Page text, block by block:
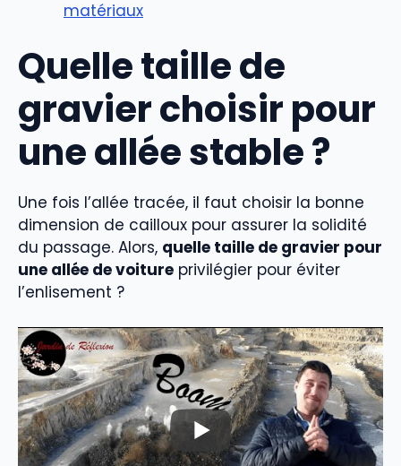
matériaux
Quelle taille de
gravier choisir pour
une allée stable ?
Une fois l’allée tracée, il faut choisir la bonne
dimension de cailloux pour assurer la solidité
du passage. Alors, quelle taille de gravier pour
une allée de voiture privilégier pour éviter
l’enlisement ?